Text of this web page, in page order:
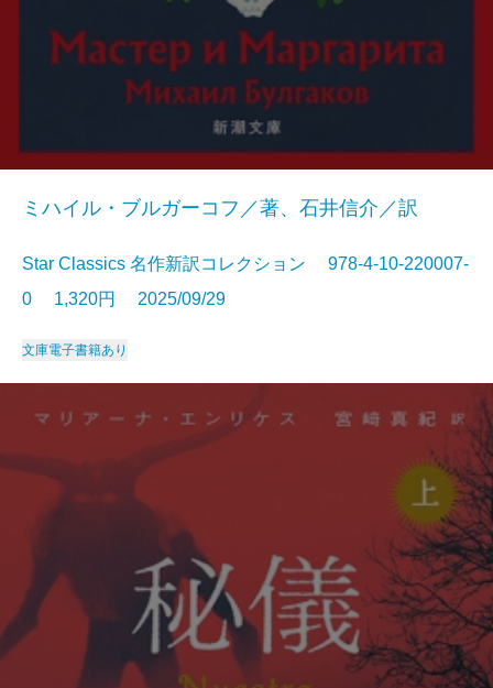
ミハイル・ブルガーコフ／著、石井信介／訳
Star Classics 名作新訳コレクション 978-4-10-220007-
0 1,320円 2025/09/29
文庫電子書籍あり